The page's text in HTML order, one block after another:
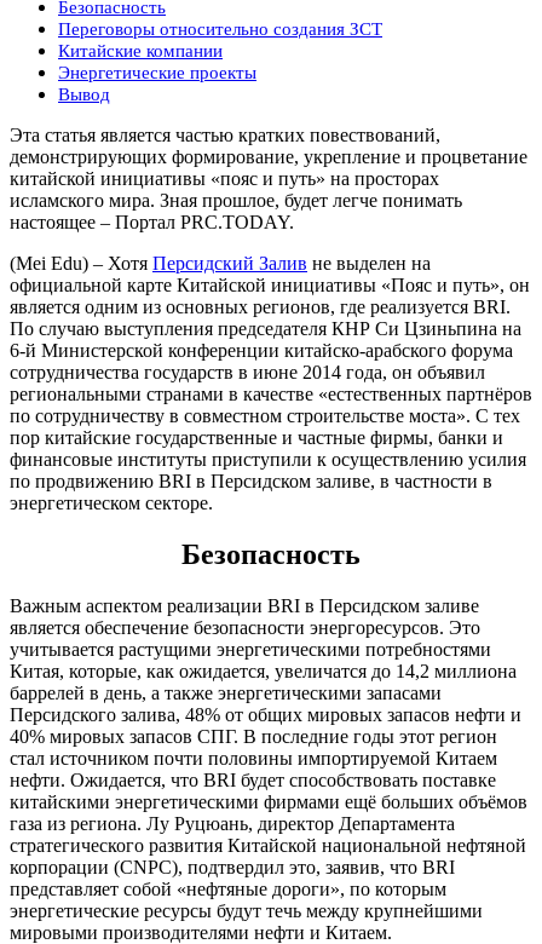
Безопасность
Переговоры относительно создания ЗСТ
Китайские компании
Энергетические проекты
Вывод
Эта статья является частью кратких повествований,
демонстрирующих формирование, укрепление и процветание
китайской инициативы «пояс и путь» на просторах
исламского мира. Зная прошлое, будет легче понимать
настоящее – Портал PRC.TODAY.
(Mei Edu) – Хотя Персидский Залив не выделен на
официальной карте Китайской инициативы «Пояс и путь», он
является одним из основных регионов, где реализуется BRI.
По случаю выступления председателя КНР Си Цзиньпина на
6-й Министерской конференции китайско-арабского форума
сотрудничества государств в июне 2014 года, он объявил
региональными странами в качестве «естественных партнёров
по сотрудничеству в совместном строительстве моста». С тех
пор китайские государственные и частные фирмы, банки и
финансовые институты приступили к осуществлению усилия
по продвижению BRI в Персидском заливе, в частности в
энергетическом секторе.
Безопасность
Важным аспектом реализации BRI в Персидском заливе
является обеспечение безопасности энергоресурсов. Это
учитывается растущими энергетическими потребностями
Китая, которые, как ожидается, увеличатся до 14,2 миллиона
баррелей в день, а также энергетическими запасами
Персидского залива, 48% от общих мировых запасов нефти и
40% мировых запасов СПГ. В последние годы этот регион
стал источником почти половины импортируемой Китаем
нефти. Ожидается, что BRI будет способствовать поставке
китайскими энергетическими фирмами ещё больших объёмов
газа из региона. Лу Руцюань, директор Департамента
стратегического развития Китайской национальной нефтяной
корпорации (CNPC), подтвердил это, заявив, что BRI
представляет собой «нефтяные дороги», по которым
энергетические ресурсы будут течь между крупнейшими
мировыми производителями нефти и Китаем.